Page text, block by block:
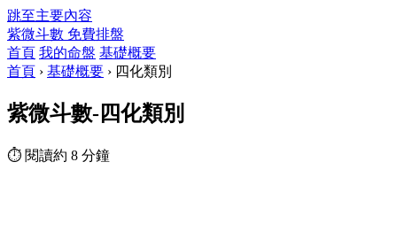
跳至主要內容
紫微斗數 免費排盤
首頁 我的命盤 基礎概要
首頁 › 基礎概要 › 四化類別
紫微斗數-四化類別
⏱ 閱讀約 8 分鐘